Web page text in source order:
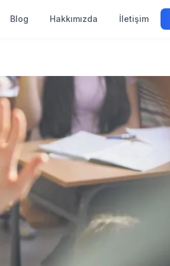
Blog Hakkımızda İletişim